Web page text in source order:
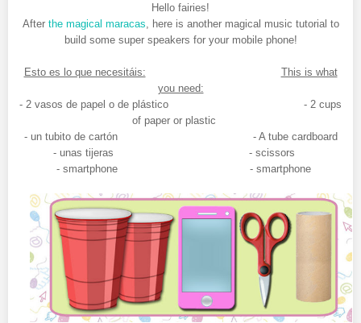
Hello fairies!
After the magical maracas , here is another magical music tutorial to
build some super speakers for your mobile phone!
Esto es lo que necesitáis:
This is what
you need:
- 2 vasos de papel o de plástico - 2 cups
of paper or plastic
- un tubito de cartón - A tube cardboard
- unas tijeras - scissors
- smartphone - smartphone